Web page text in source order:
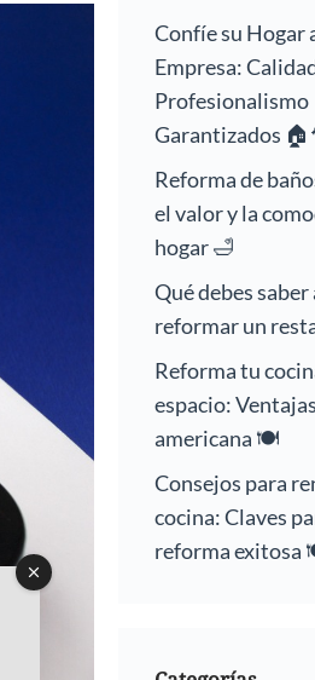
Confíe su Hogar
Empresa:
Profesionalismo
Garantizados
Reforma de
el valor y la
hogar 🛁
Qué debes saber
reformar un
Reforma tu
espacio:
americana 🍽️
Consejos para
cocina: Claves
reforma exitosa